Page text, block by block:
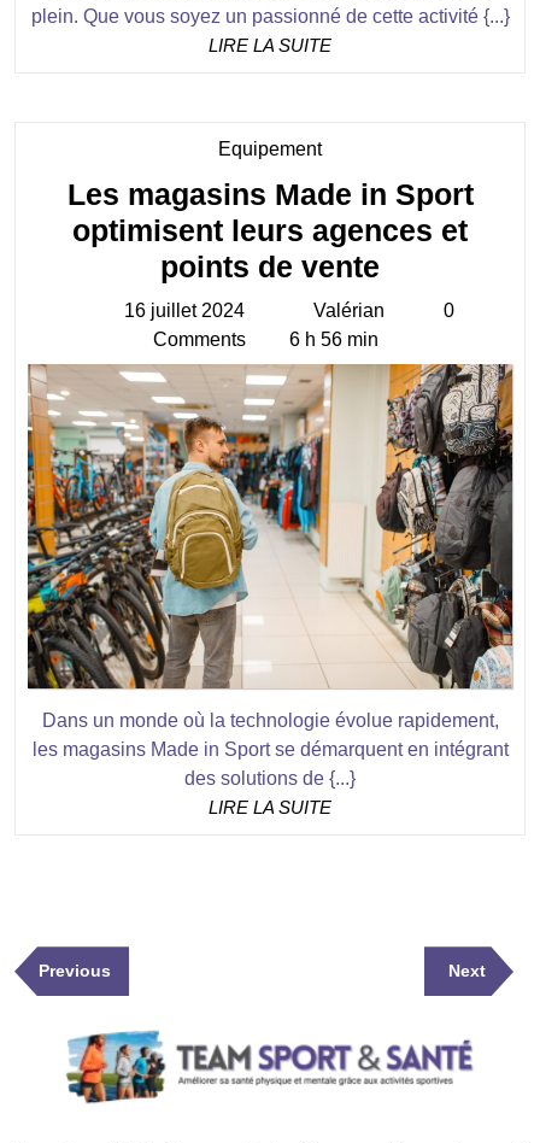
plein. Que vous soyez un passionné de cette activité {...}
LIRE LA SUITELIRE
EquipementCategory
Les magasins Made in Sport
optimisent leurs agences et
points de vente
magasins
in
Sport
optimisent
leurs
agences
et
points
de
vente
16 juillet 2024
juillet
2024
Valérian Valérian
0
Comments
6 h 56 min
Dans un monde où la technologie évolue rapidement,
les magasins Made in Sport se démarquent en intégrant
des solutions de {...}
LIRE LA SUITELIRE
Navigation
dePrevious
Post
Previous
Next
Post
Next